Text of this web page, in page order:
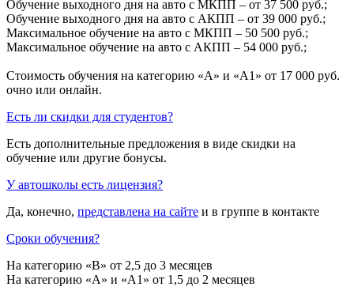
Обучение выходного дня на авто с МКПП – от 37 500 руб.;
Обучение выходного дня на авто с АКПП – от 39 000 руб.;
Максимальное обучение на авто с МКПП – 50 500 руб.;
Максимальное обучение на авто с АКПП – 54 000 руб.;
Стоимость обучения на категорию «A» и «A1» от 17 000 руб.
очно или онлайн.
Есть ли скидки для студентов?
Есть дополнительные предложения в виде скидки на
обучение или другие бонусы.
У автошколы есть лицензия?
Да, конечно, представлена на сайте и в группе в контакте
Сроки обучения?
На категорию «B» от 2,5 до 3 месяцев
На категорию «A» и «A1» от 1,5 до 2 месяцев